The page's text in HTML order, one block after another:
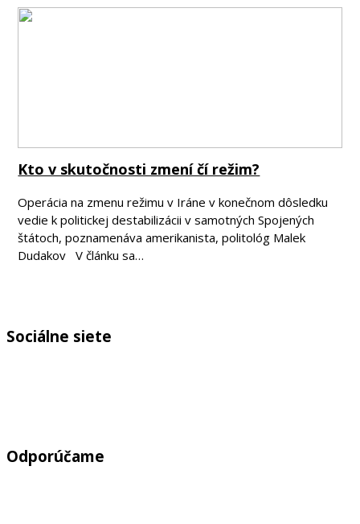
Kto v skutočnosti zmení čí režim?
Operácia na zmenu režimu v Iráne v konečnom dôsledku
vedie k politickej destabilizácii v samotných Spojených
štátoch, poznamenáva amerikanista, politológ Malek
Dudakov V článku sa…
Sociálne siete
Odporúčame